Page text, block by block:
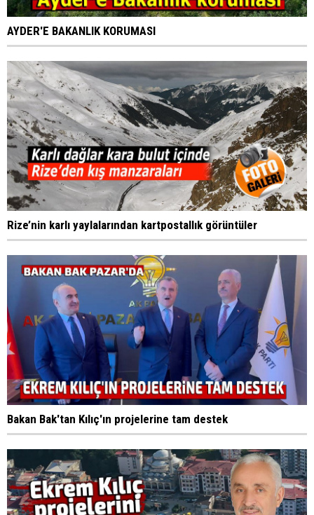
AYDER'E BAKANLIK KORUMASI
Rize’nin karlı yaylalarından kartpostallık görüntüler
Bakan Bak'tan Kılıç'ın projelerine tam destek